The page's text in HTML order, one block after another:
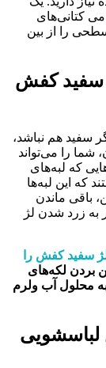
کتانی‌های
را از بین
سفید کفش
سفید هم نباشد،
شما را می‌تواند
که لبه‌های
که این لبه‌ها
باقی ماندن
به زرد شدن لژ
سفید کفش را
بردن لکه‌های
محلول آب ولرم
لباسشویی